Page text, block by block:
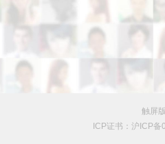
触屏版
ICP证书：沪ICP